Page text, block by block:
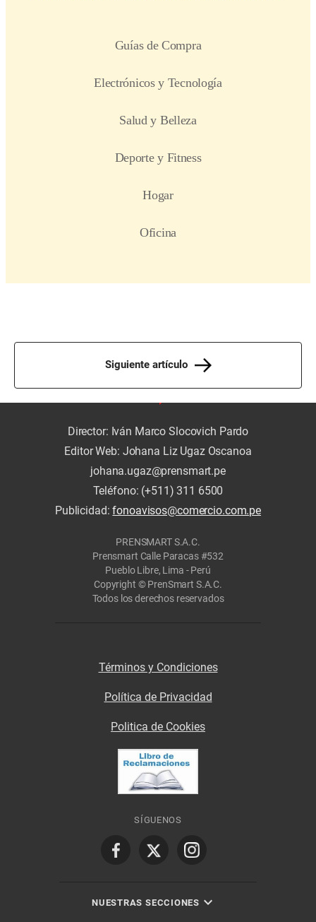
Siguiente artículo
Director: Iván Marco Slocovich Pardo
Editor Web: Johana Liz Ugaz Oscanoa
johana.ugaz@prensmart.pe
Teléfono: (+511) 311 6500
Publicidad:fonoavisos@comercio.com.pe
PRENSMART S.A.C.
Prensmart Calle Paracas #532
Pueblo Libre, Lima - Perú
Copyright © PrenSmart S.A.C.
Todos los derechos reservados
Términos y Condiciones
Política de Privacidad
Politica de Cookies
SÍGUENOS
NUESTRAS SECCIONES